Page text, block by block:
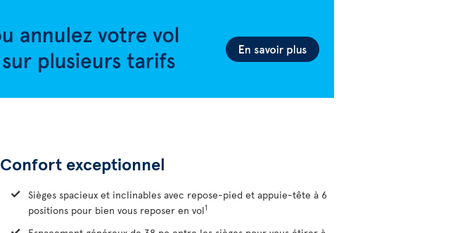
Confort exceptionnel
Sièges spacieux et inclinables avec repose-pied et appuie-tête à 6
positions pour bien vous reposer en vol1